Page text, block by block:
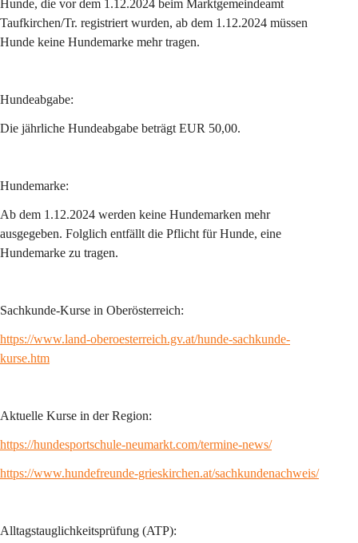
Hunde, die vor dem 1.12.2024 beim Marktgemeindeamt
Taufkirchen/Tr. registriert wurden, ab dem 1.12.2024 müssen
Hunde keine Hundemarke mehr tragen.
Hundeabgabe:
Die jährliche Hundeabgabe beträgt EUR 50,00.
Hundemarke:
Ab dem 1.12.2024 werden keine Hundemarken mehr
ausgegeben. Folglich entfällt die Pflicht für Hunde, eine
Hundemarke zu tragen.
Sachkunde-Kurse in Oberösterreich:
https://www.land-oberoesterreich.gv.at/hunde-sachkunde-
kurse.htm
Aktuelle Kurse in der Region:
https://hundesportschule-neumarkt.com/termine-news/
https://www.hundefreunde-grieskirchen.at/sachkundenachweis/
Alltagstauglichkeitsprüfung (ATP):